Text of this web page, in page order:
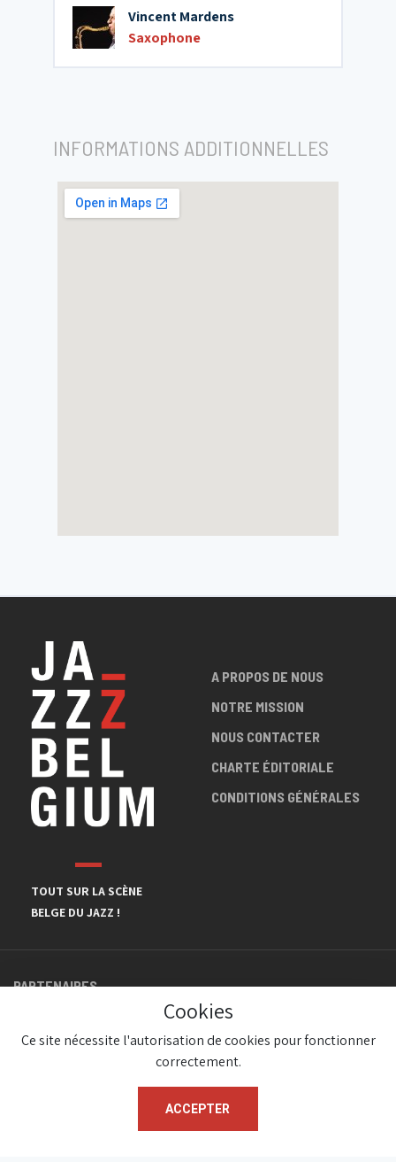
Vincent Mardens
Saxophone
INFORMATIONS ADDITIONNELLES
TOUT SUR LA SCÈNE
BELGE DU JAZZ !
A PROPOS DE NOUS
NOTRE MISSION
NOUS CONTACTER
CHARTE ÉDITORIALE
CONDITIONS GÉNÉRALES
PARTENAIRES
© JazzInBelgium 2026 ( Version 1.1.2)
Cookies
Ce site nécessite l'autorisation de cookies pour fonctionner
correctement.
ACCEPTER